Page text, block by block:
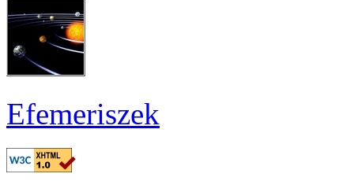
Efe­me­ri­szek